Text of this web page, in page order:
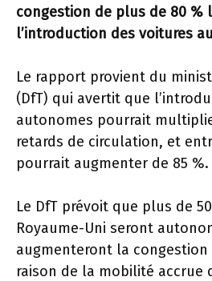
congestion de plus de 80 %
l’introduction des voitures
Le rapport provient du
(DfT) qui avertit que
autonomes pourrait
retards de circulation, et
pourrait augmenter de 85 %.
Le DfT prévoit que plus de
Royaume-Uni seront
augmenteront la
raison de la mobilité accrue